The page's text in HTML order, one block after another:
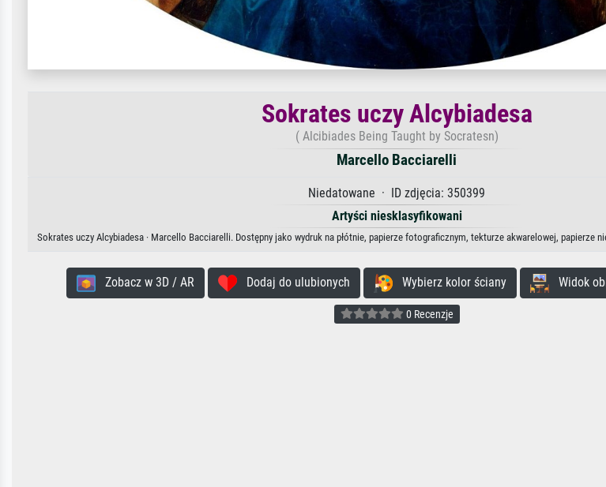
Sokrates uczy Alcybiadesa
( Alcibiades Being Taught by Socratesn)
Marcello Bacciarelli
Niedatowane · ID zdjęcia: 350399
Artyści niesklasyfikowani
Sokrates uczy Alcybiadesa · Marcello Bacciarelli. Dostępny jako wydruk na płótnie, papierze fotograficznym, tekturze akwarelowej, papierze
Zobacz w 3D / AR Dodaj do ulubionych Wybierz kolor ściany Widok
0 Recenzje